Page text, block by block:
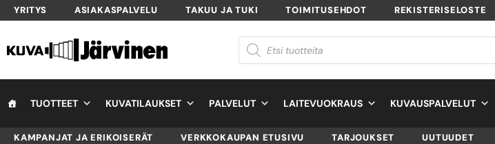
YRITYS ASIAKASPALVELU TAKUU JA TUKI TOIMITUSEHDOT REKISTERISELOSTE
TUOTTEET KUVATILAUKSET PALVELUT LAITEVUOKRAUS KUVAUSPALVELUT
KAMPANJAT JA ERIKOISERÄT VERKKOKAUPAN ETUSIVU TARJOUKSET UUTUUDET